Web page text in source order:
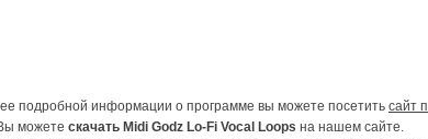
подробной информации о программе вы можете посетить сайт
можете скачать Midi Godz Lo-Fi Vocal Loops на нашем сайте.